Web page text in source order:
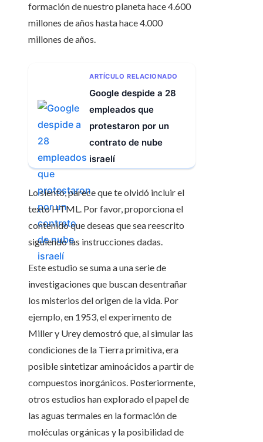
formación de nuestro planeta hace 4.600
millones de años hasta hace 4.000
millones de años.
ARTÍCULO RELACIONADO
Google despide a 28
empleados que
protestaron por un
contrato de nube
israelí
Lo siento, parece que te olvidó incluir el
texto HTML. Por favor, proporciona el
contenido que deseas que sea reescrito
siguiendo las instrucciones dadas.
Este estudio se suma a una serie de
investigaciones que buscan desentrañar
los misterios del origen de la vida. Por
ejemplo, en 1953, el experimento de
Miller y Urey demostró que, al simular las
condiciones de la Tierra primitiva, era
posible sintetizar aminoácidos a partir de
compuestos inorgánicos. Posteriormente,
otros estudios han explorado el papel de
las aguas termales en la formación de
moléculas orgánicas y la posibilidad de